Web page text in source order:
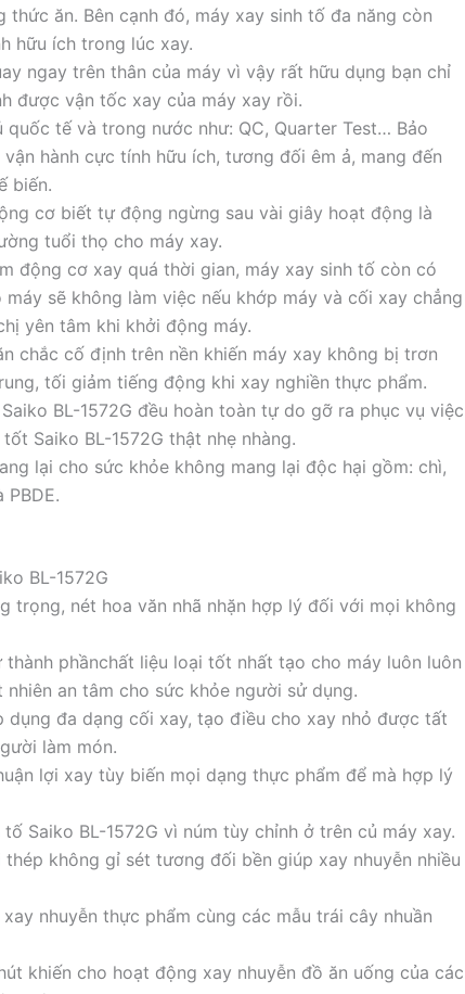
ăn. Bên cạnh đó, máy xay sinh tố đa năng còn
hữu ích trong lúc xay.
ngay trên thân của máy vì vậy rất hữu dụng bạn chỉ
được vận tốc xay của máy xay rồi.
tế và trong nước như: QC, Quarter Test… Bảo
hành cực tính hữu ích, tương đối êm ả, mang đến
biến.
cơ biết tự động ngừng sau vài giây hoạt động là
tuổi thọ cho máy xay.
động cơ xay quá thời gian, máy xay sinh tố còn có
sẽ không làm việc nếu khớp máy và cối xay chẳng
yên tâm khi khởi động máy.
chắc cố định trên nền khiến máy xay không bị trơn
tối giảm tiếng động khi xay nghiền thực phẩm.
BL-1572G đều hoàn toàn tự do gỡ ra phục vụ việc
Saiko BL-1572G thật nhẹ nhàng.
lại cho sức khỏe không mang lại độc hại gồm: chì,
PBDE.
BL-1572G
trọng, nét hoa văn nhã nhặn hợp lý đối với mọi không
phầnchất liệu loại tốt nhất tạo cho máy luôn luôn
an tâm cho sức khỏe người sử dụng.
đa dạng cối xay, tạo điều cho xay nhỏ được tất
làm món.
lợi xay tùy biến mọi dạng thực phẩm để mà hợp lý
Saiko BL-1572G vì núm tùy chỉnh ở trên củ máy xay.
không gỉ sét tương đối bền giúp xay nhuyễn nhiều
nhuyễn thực phẩm cùng các mẫu trái cây nhuần
khiến cho hoạt động xay nhuyễn đồ ăn uống của các